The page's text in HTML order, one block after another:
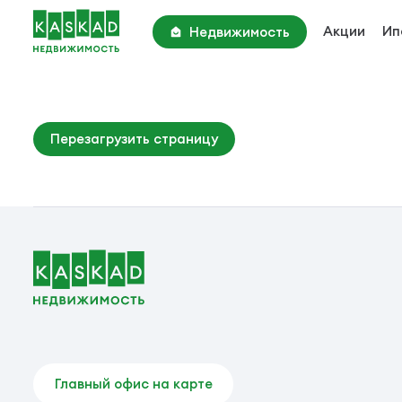
Недвижимость Акции
Академия Парк
Парк Апрель
Киевское шоссе, 25 км
Перезагрузить страницу
Главный офис на карте